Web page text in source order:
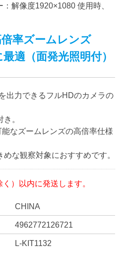
解像度1920×1080 使用時、
率ズームレンズ
適（面発光照明付）
出力できるフルHDのカメラの
。
なズームレンズの高倍率仕様
な観察対象におすすめです。
）以内に発送します。
CHINA
4962772126721
L-KIT1132